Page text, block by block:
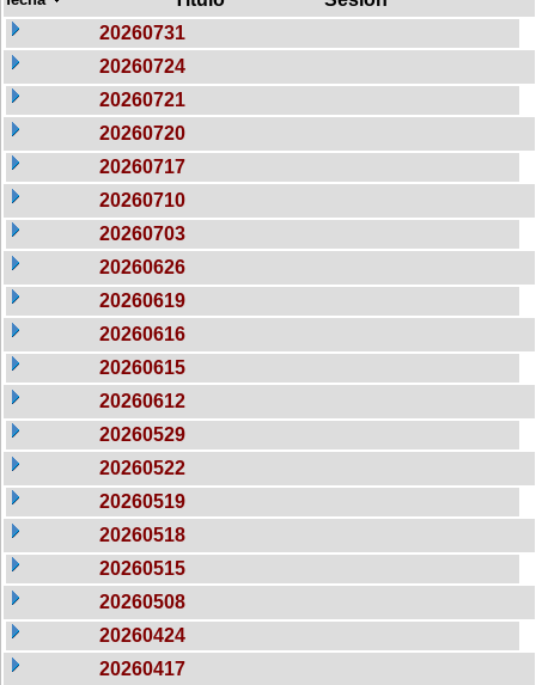
20260731
20260724
20260721
20260720
20260717
20260710
20260703
20260626
20260619
20260616
20260615
20260612
20260529
20260522
20260519
20260518
20260515
20260508
20260424
20260417